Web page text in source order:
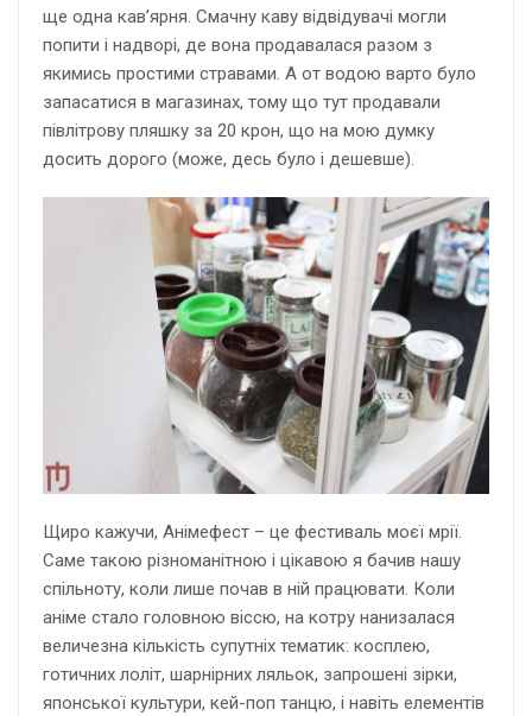
ще одна кав’ярня. Смачну каву відвідувачі могли
попити і надворі, де вона продавалася разом з
якимись простими стравами. А от водою варто було
запасатися в магазинах, тому що тут продавали
півлітрову пляшку за 20 крон, що на мою думку
досить дорого (може, десь було і дешевше).
Щиро кажучи, Анімефест – це фестиваль моєї мрії.
Саме такою різноманітною і цікавою я бачив нашу
спільноту, коли лише почав в ній працювати. Коли
аніме стало головною віссю, на котру нанизалася
величезна кількість супутніх тематик: косплею,
готичних лоліт, шарнірних ляльок, запрошені зірки,
японської культури, кей-поп танцю, і навіть елементів